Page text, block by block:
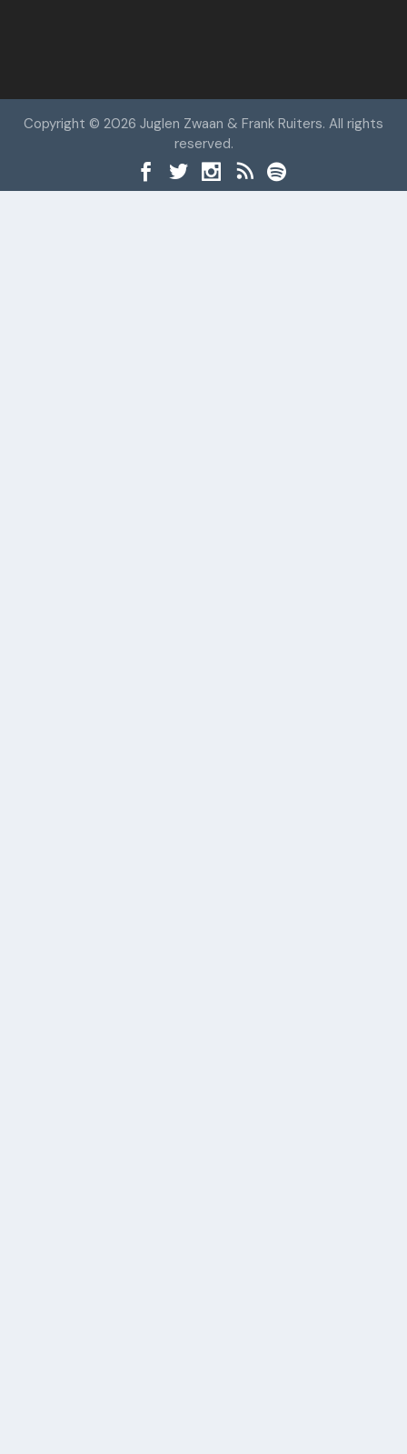
Copyright © 2026 Juglen Zwaan & Frank Ruiters. All rights
reserved.